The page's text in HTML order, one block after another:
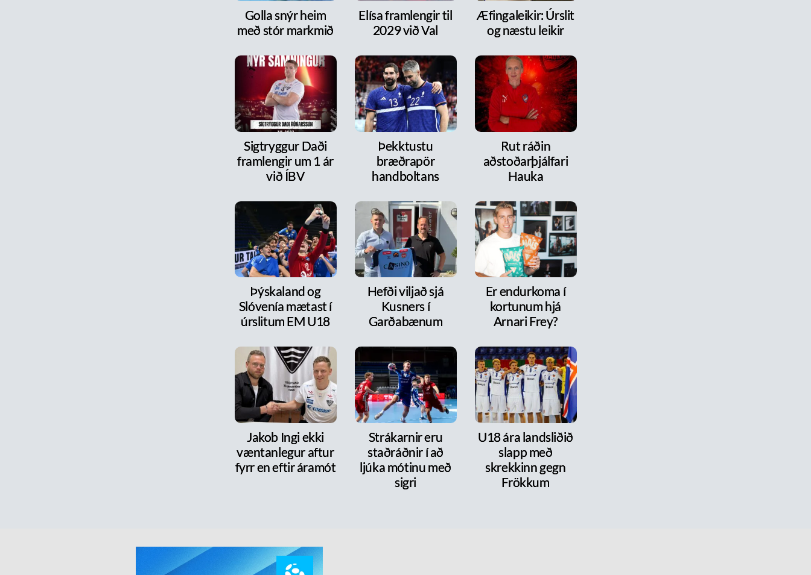
Golla snýr heim
með stór markmið
Elísa framlengir til
2029 við Val
Æfingaleikir: Úrslit
og næstu leikir
Sigtryggur Daði
framlengir um 1 ár
við ÍBV
Þekktustu
bræðrapör
handboltans
Rut ráðin
aðstoðarþjálfari
Hauka
Þýskaland og
Slóvenía mætast í
úrslitum EM U18
Hefði viljað sjá
Kusners í
Garðabænum
Er endurkoma í
kortunum hjá
Arnari Frey?
Jakob Ingi ekki
væntanlegur aftur
fyrr en eftir áramót
Strákarnir eru
staðráðnir í að
ljúka mótinu með
sigri
U18 ára landsliðið
slapp með
skrekkinn gegn
Frökkum